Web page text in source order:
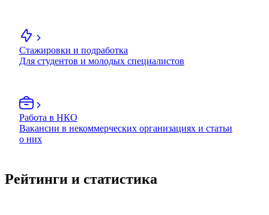
Стажировки и подработка
Для студентов и молодых специалистов
Работа в НКО
Вакансии в некоммерческих организациях и статьи
о них
Рейтинги и статистика